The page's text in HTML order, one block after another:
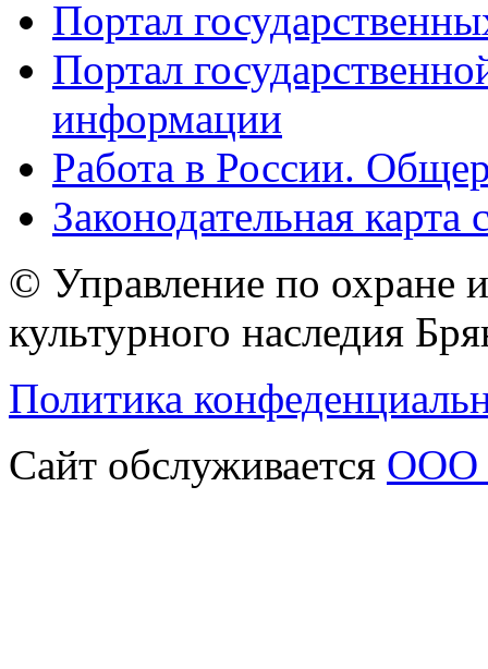
Портал
Портал
информации
Работа в России.
Законодательная карта
© Управление по охране
культурного наследия
Политика
Сайт обслуживается ООО